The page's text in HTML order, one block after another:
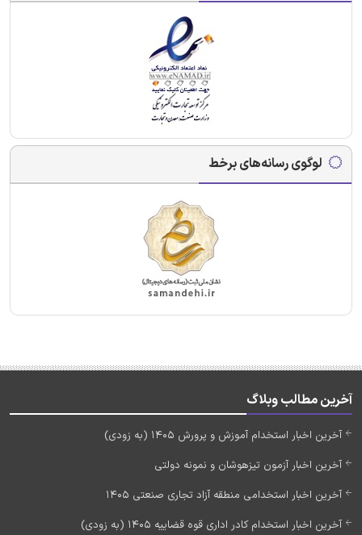
لوگوی رسانه‌های برخط
آخرین مطالب وبلاگ
آخرین اخبار استخدام آموزش و پرورش 1405 (به زودی)
آخرین اخبار آزمون تیزهوشان و نمونه دولتی
آخرین اخبار استخدامی منطقه آزاد تجاری صنعتی 1405
آخرین اخبار استخدام کادر اداری قوه قضاییه 1405 (به زودی)